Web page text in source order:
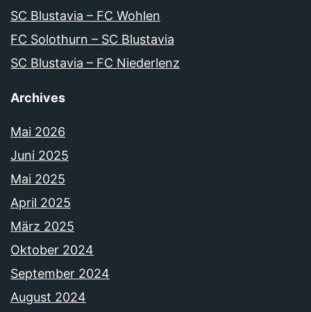
SC Blustavia – FC Wohlen
FC Solothurn – SC Blustavia
SC Blustavia – FC Niederlenz
Archives
Mai 2026
Juni 2025
Mai 2025
April 2025
März 2025
Oktober 2024
September 2024
August 2024